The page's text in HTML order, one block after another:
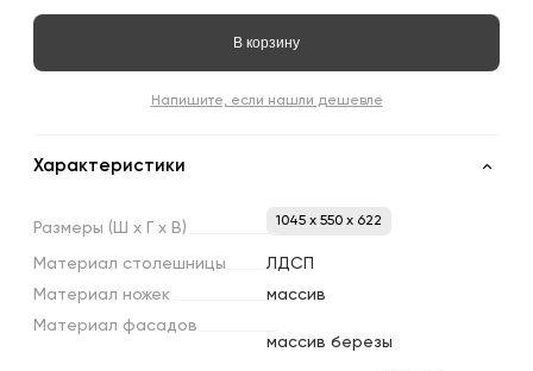
В корзину
Напишите, если нашли дешевле
Характеристики
Размеры (Ш х х В) 1045 x 550 x 622
Материал столешницы
ЛДСП
Материал ножек
массив
Материал фасадов
массив березы